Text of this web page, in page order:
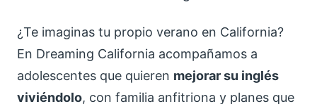
¿Te imaginas tu propio verano en California?
En Dreaming California acompañamos a
adolescentes que quieren mejorar su inglés
viviéndolo, con familia anfitriona y planes que